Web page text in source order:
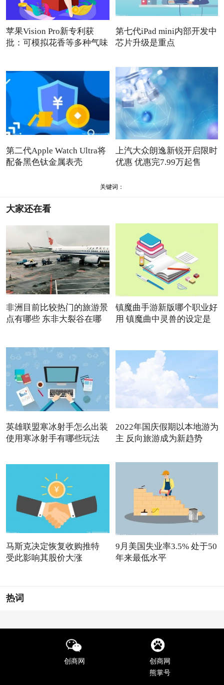
苹果Vision Pro新专利获
批：可模拟花香等多种气味
第七代iPad mini内部开发中
芯片升级是重点
第二代Apple Watch Ultra将
配备黑色钛金属表壳
上汽大众朗逸新锐开启限时
优惠 优惠完7.99万起售
关键词：
大家还在看
非洲目前比较热门的旅游景
点有哪些 东非大裂谷在哪
镇魔曲手游新版哪个职业好
用 镇魔曲中灵兽的设定是
英雄联盟寒冰射手怎么出装
使用寒冰射手有哪些玩法
2022年国庆假期以本地游为
主 反向旅游成为新趋势
马斯克决定恢复收购推特
受此影响其股价大涨
9月美国失业率3.5% 处于50
年来最低水平
热词
创商网
创商网
熊掌号